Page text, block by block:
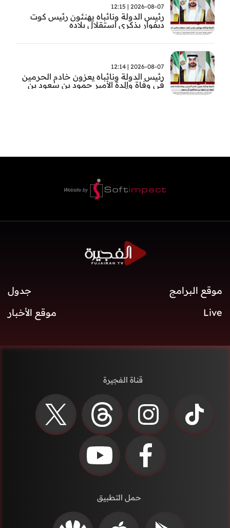
2026-08-07 | 12:15
رئيس الدولة ونائباه يهنئون رئيس كوت
ديفوار بذكرى استقلال بلاده
2026-08-07 | 12:14
رئيس الدولة ونائباه يعزون خادم الحرمين
في وفاة والدة الأمير حمود بن سعود بن
موقع البرامج
جدول
Live
موقع الأخبار
قناة الفجيرة
حمل التطبيق